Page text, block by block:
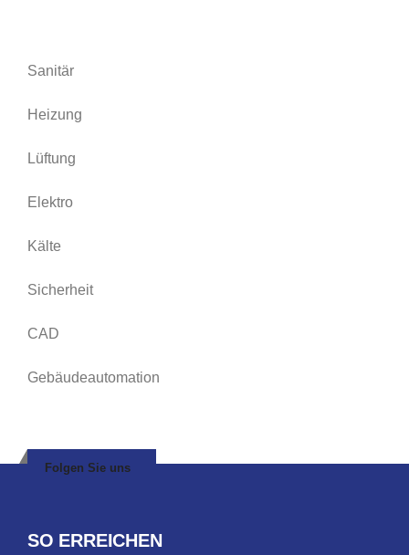
Sanitär
Heizung
Lüftung
Elektro
Kälte
Sicherheit
CAD
Gebäudeautomation
Folgen Sie uns
SO ERREICHEN